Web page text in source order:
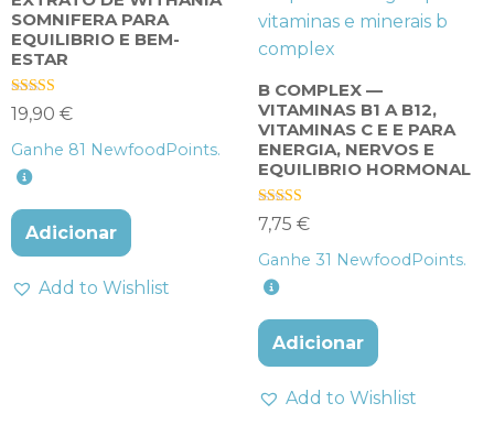
SOMNIFERA PARA
EQUILIBRIO E BEM-
ESTAR
Avaliação
4.00
19,90 €
Ganhe 81 NewfoodPoints.
Adicionar
Add to Wishlist
B COMPLEX —
VITAMINAS B1 A B12,
VITAMINAS C E E PARA
ENERGIA, NERVOS E
EQUILIBRIO HORMONAL
Avaliação
4.57
7,75 €
Ganhe 31 NewfoodPoints.
Adicionar
Add to Wishlist